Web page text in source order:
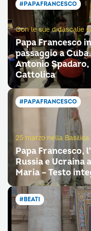
#PAPAFRANCESCO
Con le sue didascalie
Papa Francesco
passaggio a
Antonio
Cattolica
#PAPAFRANCESCO
25 marzo nella
Papa Francesco,
Russia e Ucraina
Maria – Testo
#BEATI